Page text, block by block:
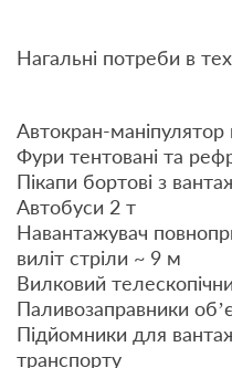
Нагальні потреби в
Автокран-
Фури тентовані та
Пікапи бортові з
Автобуси 2 т
Навантажувач
виліт стріли ~ 9 м
Вилковий
Паливозаправники
Підйомники для
транспорту